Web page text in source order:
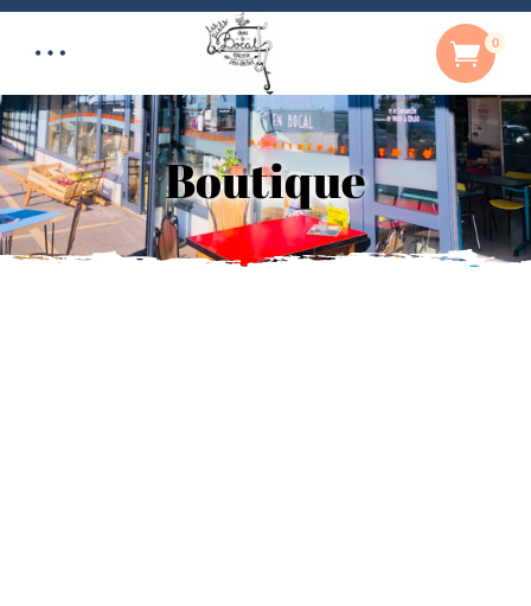
0
Boutique